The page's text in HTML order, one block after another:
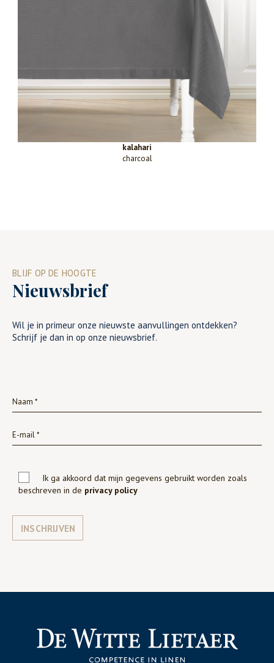
kalahari
charcoal
BLIJF OP DE HOOGTE
Nieuwsbrief
Wil je in primeur onze nieuwste aanvullingen ontdekken?
Schrijf je dan in op onze nieuwsbrief.
Ik ga akkoord dat mijn gegevens gebruikt worden zoals
beschreven in de privacy policy
INSCHRIJVEN